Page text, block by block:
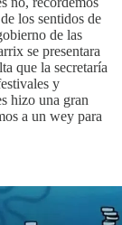
los sentidos de
de las
se presentara
que la secretaría
y
hizo una gran
a un wey para